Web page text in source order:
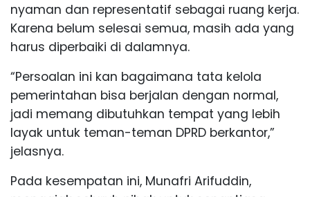
nyaman dan representatif sebagai ruang kerja.
Karena belum selesai semua, masih ada yang
harus diperbaiki di dalamnya.
“Persoalan ini kan bagaimana tata kelola
pemerintahan bisa berjalan dengan normal,
jadi memang dibutuhkan tempat yang lebih
layak untuk teman-teman DPRD berkantor,”
jelasnya.
Pada kesempatan ini, Munafri Arifuddin,